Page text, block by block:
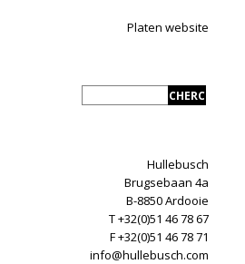
Platen website
Hullebusch
Brugsebaan 4a
B-8850 Ardooie
T +32(0)51 46 78 67
F +32(0)51 46 78 71
info@hullebusch.com